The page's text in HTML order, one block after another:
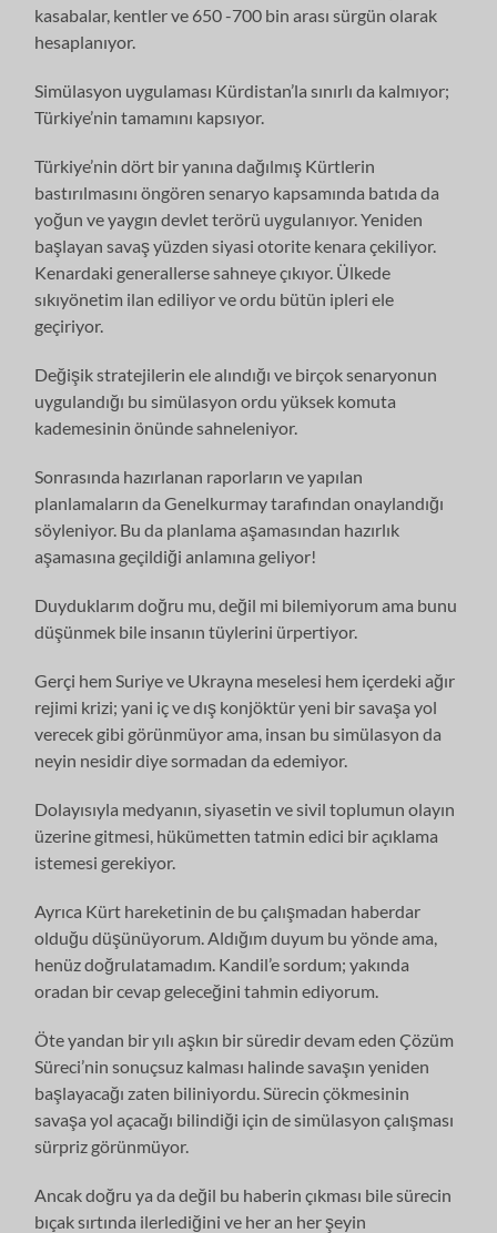
kasabalar, kentler ve 650 -700 bin arası sürgün olarak
hesaplanıyor.
Simülasyon uygulaması Kürdistan’la sınırlı da kalmıyor;
Türkiye’nin tamamını kapsıyor.
Türkiye’nin dört bir yanına dağılmış Kürtlerin
bastırılmasını öngören senaryo kapsamında batıda da
yoğun ve yaygın devlet terörü uygulanıyor. Yeniden
başlayan savaş yüzden siyasi otorite kenara çekiliyor.
Kenardaki generallerse sahneye çıkıyor. Ülkede
sıkıyönetim ilan ediliyor ve ordu bütün ipleri ele
geçiriyor.
Değişik stratejilerin ele alındığı ve birçok senaryonun
uygulandığı bu simülasyon ordu yüksek komuta
kademesinin önünde sahneleniyor.
Sonrasında hazırlanan raporların ve yapılan
planlamaların da Genelkurmay tarafından onaylandığı
söyleniyor. Bu da planlama aşamasından hazırlık
aşamasına geçildiği anlamına geliyor!
Duyduklarım doğru mu, değil mi bilemiyorum ama bunu
düşünmek bile insanın tüylerini ürpertiyor.
Gerçi hem Suriye ve Ukrayna meselesi hem içerdeki ağır
rejimi krizi; yani iç ve dış konjöktür yeni bir savaşa yol
verecek gibi görünmüyor ama, insan bu simülasyon da
neyin nesidir diye sormadan da edemiyor.
Dolayısıyla medyanın, siyasetin ve sivil toplumun olayın
üzerine gitmesi, hükümetten tatmin edici bir açıklama
istemesi gerekiyor.
Ayrıca Kürt hareketinin de bu çalışmadan haberdar
olduğu düşünüyorum. Aldığım duyum bu yönde ama,
henüz doğrulatamadım. Kandil’e sordum; yakında
oradan bir cevap geleceğini tahmin ediyorum.
Öte yandan bir yılı aşkın bir süredir devam eden Çözüm
Süreci’nin sonuçsuz kalması halinde savaşın yeniden
başlayacağı zaten biliniyordu. Sürecin çökmesinin
savaşa yol açacağı bilindiği için de simülasyon çalışması
sürpriz görünmüyor.
Ancak doğru ya da değil bu haberin çıkması bile sürecin
bıçak sırtında ilerlediğini ve her an her şeyin